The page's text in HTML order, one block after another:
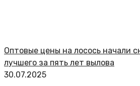
Оптовые цены на лосось начали
лучшего за пять лет вылова
30.07.2025